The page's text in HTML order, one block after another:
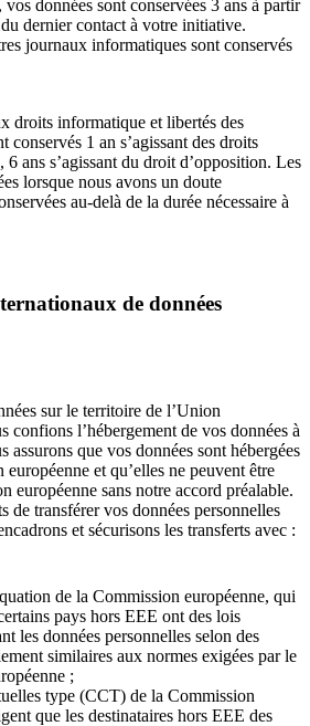
données sont conservées 3 ans à partir
dernier contact à votre initiative.
journaux informatiques sont conservés
droits informatique et libertés des
conservés 1 an s’agissant des droits
6 ans s’agissant du droit d’opposition. Les
lorsque nous avons un doute
au-delà de la durée nécessaire à
de données
sur le territoire de l’Union
confions l’hébergement de vos données à
assurons que vos données sont hébergées
et qu’elles ne peuvent être
européenne sans notre accord préalable.
de transférer vos données personnelles
et sécurisons les transferts avec :
de la Commission européenne, qui
pays hors EEE ont des lois
les données personnelles selon des
similaires aux normes exigées par le
;
type (CCT) de la Commission
que les destinataires hors EEE des